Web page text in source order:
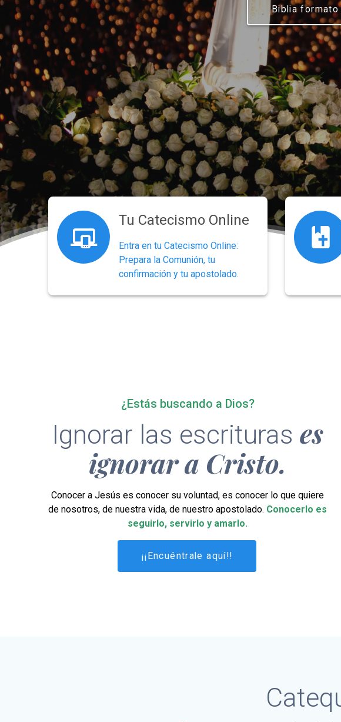
Biblia formato
Tu Catecismo Online
Entra en tu Catecismo Online:
Prepara la Comunión, tu
confirmación y tu apostolado.
¿Estás buscando a Dios?
Ignorar las escriturases
ignorar a Cristo.
Conocer a Jesús es conocer su voluntad, es conocer lo que quiere
de nosotros, de nuestra vida, de nuestro apostolado. Conocerlo es
seguirlo, servirlo y amarlo.
¡¡Encuéntrale aquí!!